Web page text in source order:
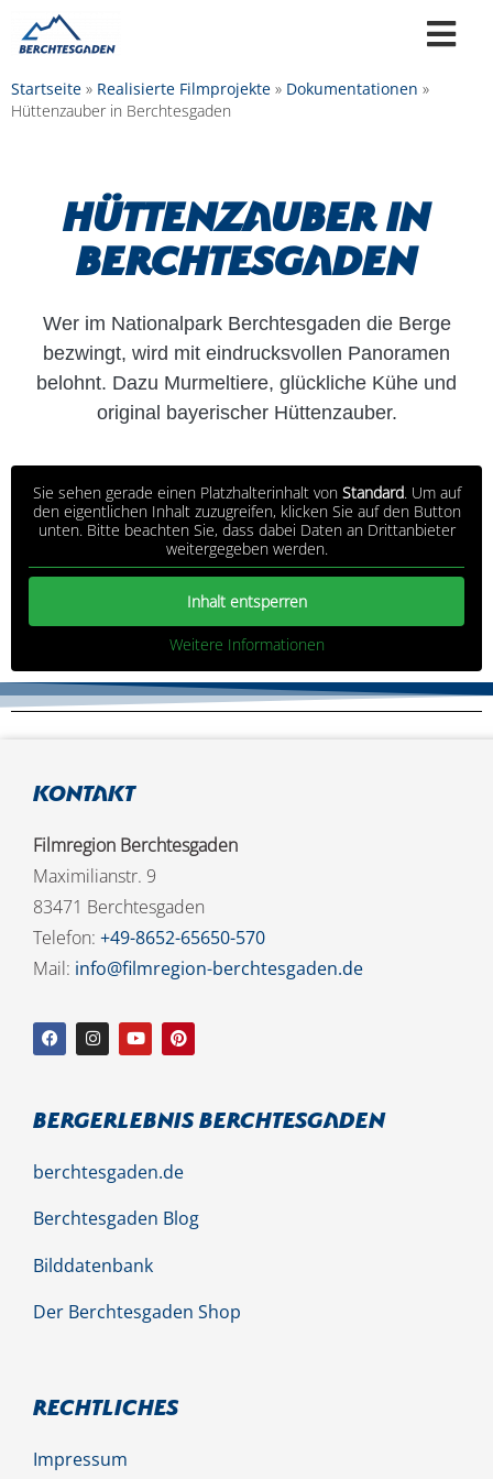
Startseite » Realisierte Filmprojekte » Dokumentationen »
Hüttenzauber in Berchtesgaden
Hüttenzauber in
Berchtesgaden
Wer im Nationalpark Berchtesgaden die Berge
bezwingt, wird mit eindrucksvollen Panoramen
belohnt. Dazu Murmeltiere, glückliche Kühe und
original bayerischer Hüttenzauber.
Sie sehen gerade einen Platzhalterinhalt von Standard. Um auf
den eigentlichen Inhalt zuzugreifen, klicken Sie auf den Button
unten. Bitte beachten Sie, dass dabei Daten an Drittanbieter
weitergegeben werden.
Inhalt entsperren
Weitere Informationen
Kontakt
Filmregion Berchtesgaden
Maximilianstr. 9
83471 Berchtesgaden
Telefon: +49-8652-65650-570
Mail: info@filmregion-berchtesgaden.de
Bergerlebnis Berchtesgaden
berchtesgaden.de
Berchtesgaden Blog
Bilddatenbank
Der Berchtesgaden Shop
Rechtliches
Impressum